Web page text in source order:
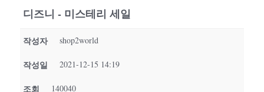
디즈니 - 미스테리 세일
작성자 shop2world
작성일 2021-12-15 14:19
조회 140040